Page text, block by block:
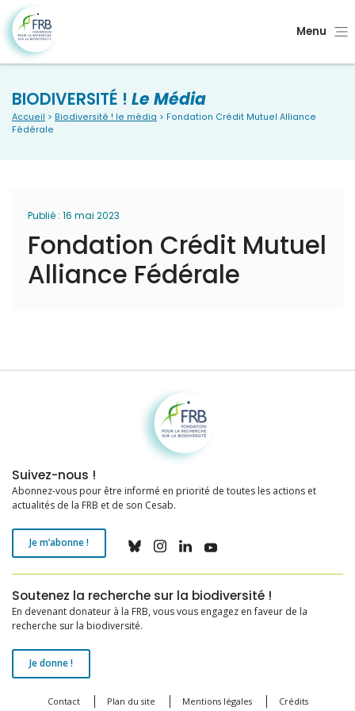
Menu
BIODIVERSITÉ ! Le Média
Accueil > Biodiversité ! le média > Fondation Crédit Mutuel Alliance
Fédérale
Publié : 16 mai 2023
Fondation Crédit Mutuel
Alliance Fédérale
Fondation pour la recherche sur la biodiversité
Suivez-nous !
Abonnez-vous pour être informé en priorité de toutes les actions et
actualités de la FRB et de son Cesab.
Je m’abonne !
Soutenez la recherche sur la biodiversité !
En devenant donateur à la FRB, vous vous engagez en faveur de la
recherche sur la biodiversité.
Je donne !
Contact Plan du site Mentions légales Crédits